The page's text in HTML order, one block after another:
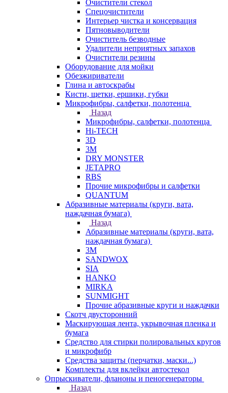
Очистители стекол
Спецочистители
Интерьер чистка и консервация
Пятновыводители
Очиститель безводные
Удалители неприятных запахов
Очистители резины
Оборудование для мойки
Обезжириватели
Глина и автоскрабы
Кисти, щетки, ершики, губки
Микрофибры, салфетки, полотенца
Назад
Микрофибры, салфетки, полотенца
Hi-TECH
3D
3М
DRY MONSTER
JETAPRO
RBS
Прочие микрофибры и салфетки
QUANTUM
Абразивные материалы (круги, вата,
наждачная бумага)
Назад
Абразивные материалы (круги, вата,
наждачная бумага)
3М
SANDWOX
SIA
HANKO
MIRKA
SUNMIGHT
Прочие абразивные круги и наждачки
Скотч двусторонний
Маскирующая лента, укрывочная пленка и
бумага
Средство для стирки полировальных кругов
и микрофибр
Средства защиты (перчатки, маски...)
Комплекты для вклейки автостекол
Опрыскиватели, фланоны и пеногенераторы
Назад